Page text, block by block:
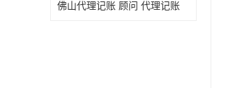
佛山代理记账 顾问 代理记账